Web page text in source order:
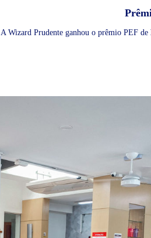
A Wizard Prudente ganhou o prêmio PEF de